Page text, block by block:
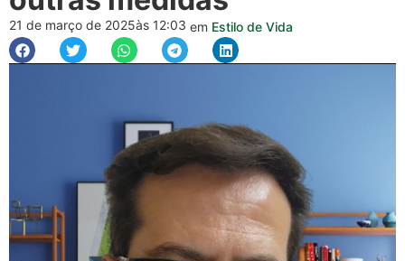
21 de março de 2025às 12:03 em Estilo de Vida